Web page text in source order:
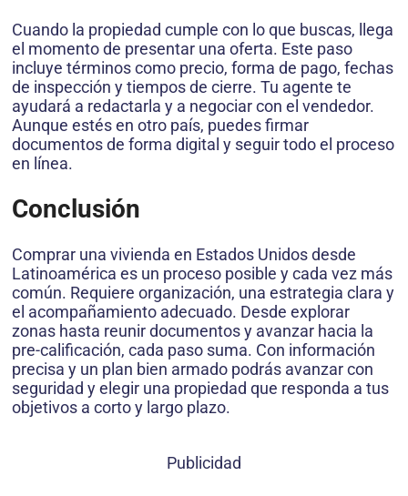
Cuando la propiedad cumple con lo que buscas, llega
el momento de presentar una oferta. Este paso
incluye términos como precio, forma de pago, fechas
de inspección y tiempos de cierre. Tu agente te
ayudará a redactarla y a negociar con el vendedor.
Aunque estés en otro país, puedes firmar
documentos de forma digital y seguir todo el proceso
en línea.
Conclusión
Comprar una vivienda en Estados Unidos desde
Latinoamérica es un proceso posible y cada vez más
común. Requiere organización, una estrategia clara y
el acompañamiento adecuado. Desde explorar
zonas hasta reunir documentos y avanzar hacia la
pre-calificación, cada paso suma. Con información
precisa y un plan bien armado podrás avanzar con
seguridad y elegir una propiedad que responda a tus
objetivos a corto y largo plazo.
Publicidad